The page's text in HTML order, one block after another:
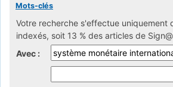
Mots-clés
Votre recherche s'effectue uniquement
indexés, soit 13 % des articles de
Avec :